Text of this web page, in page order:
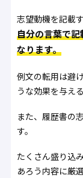
志望動機を記載
自分の言葉で
なります。
例文の転用は避
うな効果を与え
また、履歴書の
す。
たくさん盛り込
あろう内容に厳